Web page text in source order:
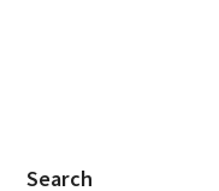
Search